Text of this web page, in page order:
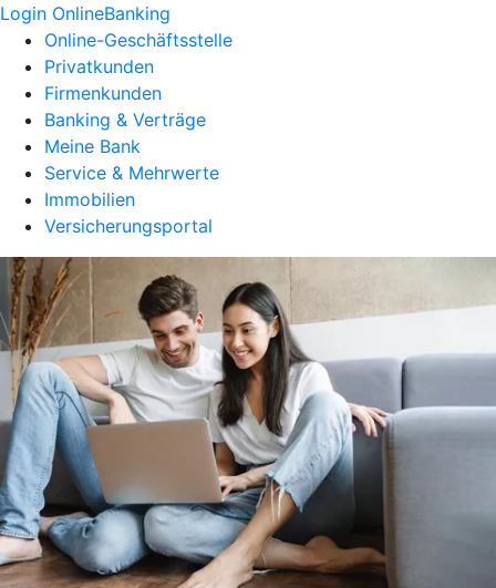
Login OnlineBanking
Online-Geschäftsstelle
Privatkunden
Firmenkunden
Banking & Verträge
Meine Bank
Service & Mehrwerte
Immobilien
Versicherungsportal